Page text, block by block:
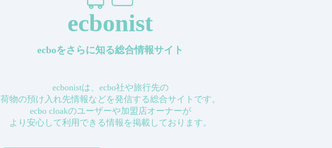
ecbonist
ecboをさらに知る総合情報サイト
ecbonistは、ecbo社や旅行先の
荷物の預け入れ先情報などを発信する総合サイトです。
ecbo cloakのユーザーや加盟店オーナーが
より安心して利用できる情報を掲載しております。